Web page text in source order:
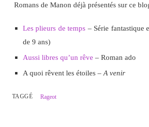
Romans de Manon déjà présentés sur ce
Les plieurs de temps – Série fantastique
de 9 ans)
Aussi libres qu’un rêve – Roman ado
A quoi rêvent les étoiles – A venir
TAGGÉ Rageot